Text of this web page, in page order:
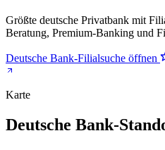
Größte deutsche Privatbank mit
Beratung, Premium-Banking und
Deutsche Bank-Filialsuche öffnen
Karte
Deutsche Bank-